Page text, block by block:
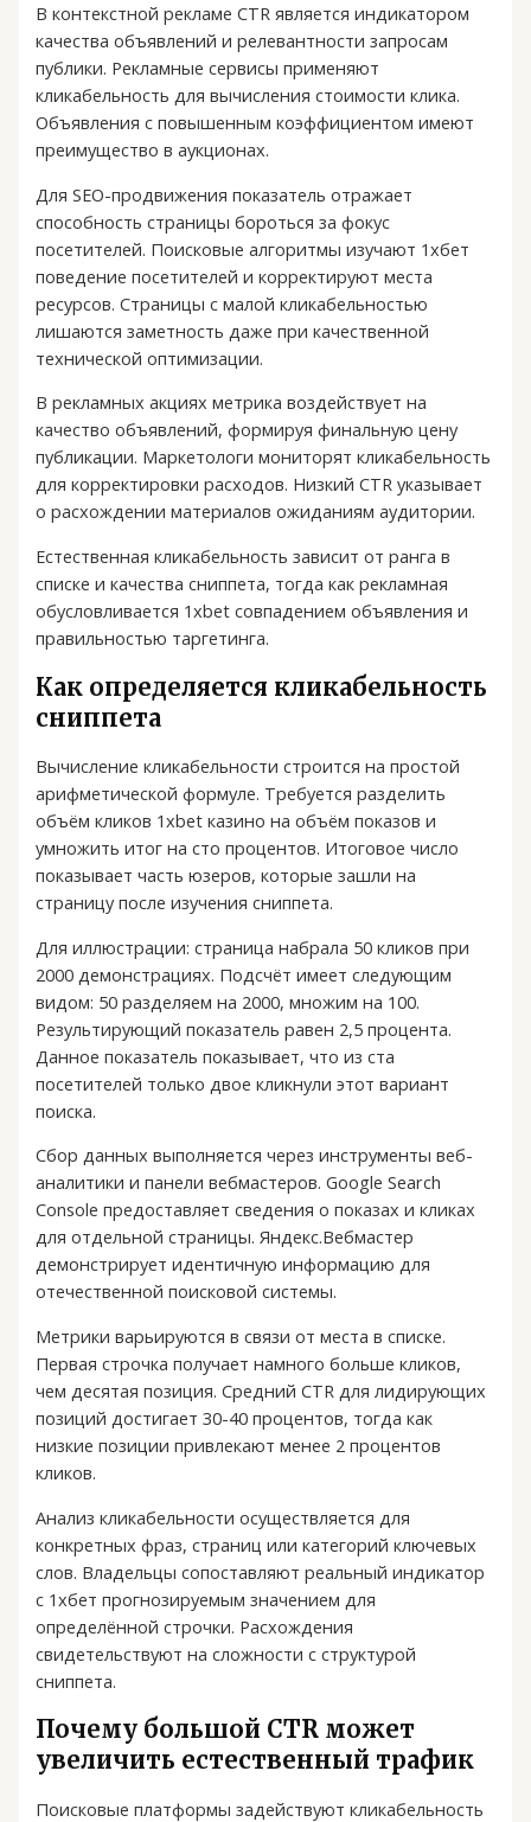
В контекстной рекламе CTR является индикатором
качества объявлений и релевантности запросам
публики. Рекламные сервисы применяют
кликабельность для вычисления стоимости клика.
Объявления с повышенным коэффициентом имеют
преимущество в аукционах.
Для SEO-продвижения показатель отражает
способность страницы бороться за фокус
посетителей. Поисковые алгоритмы изучают 1хбет
поведение посетителей и корректируют места
ресурсов. Страницы с малой кликабельностью
лишаются заметность даже при качественной
технической оптимизации.
В рекламных акциях метрика воздействует на
качество объявлений, формируя финальную цену
публикации. Маркетологи мониторят кликабельность
для корректировки расходов. Низкий CTR указывает
о расхождении материалов ожиданиям аудитории.
Естественная кликабельность зависит от ранга в
списке и качества сниппета, тогда как рекламная
обусловливается 1xbet совпадением объявления и
правильностью таргетинга.
Как определяется кликабельность
сниппета
Вычисление кликабельности строится на простой
арифметической формуле. Требуется разделить
объём кликов 1xbet казино на объём показов и
умножить итог на сто процентов. Итоговое число
показывает часть юзеров, которые зашли на
страницу после изучения сниппета.
Для иллюстрации: страница набрала 50 кликов при
2000 демонстрациях. Подсчёт имеет следующим
видом: 50 разделяем на 2000, множим на 100.
Результирующий показатель равен 2,5 процента.
Данное показатель показывает, что из ста
посетителей только двое кликнули этот вариант
поиска.
Сбор данных выполняется через инструменты веб-
аналитики и панели вебмастеров. Google Search
Console предоставляет сведения о показах и кликах
для отдельной страницы. Яндекс.Вебмастер
демонстрирует идентичную информацию для
отечественной поисковой системы.
Метрики варьируются в связи от места в списке.
Первая строчка получает намного больше кликов,
чем десятая позиция. Средний CTR для лидирующих
позиций достигает 30-40 процентов, тогда как
низкие позиции привлекают менее 2 процентов
кликов.
Анализ кликабельности осуществляется для
конкретных фраз, страниц или категорий ключевых
слов. Владельцы сопоставляют реальный индикатор
с 1хбет прогнозируемым значением для
определённой строчки. Расхождения
свидетельствуют на сложности с структурой
сниппета.
Почему большой CTR может
увеличить естественный трафик
Поисковые платформы задействуют кликабельность